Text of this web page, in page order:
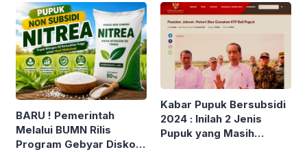
40% ?
Berakhirnya Era Pupuk
Subsidi di Indonesia ?
BARU ! Pemerintah
Melalui BUMN Rilis
Program Gebyar Diskon
Kabar Pupuk Bersubsidi
2024 : Inilah 2 Jenis
Pupuk yang Masih